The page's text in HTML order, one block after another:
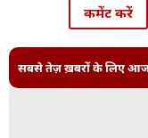
कमेंट करें
सबसे तेज़ ख़बरों के लिए